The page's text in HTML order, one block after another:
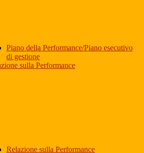
Piano della Performance/Piano esecutivo
di gestione
sulla Performance
Relazione sulla Performance